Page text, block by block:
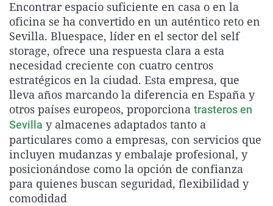
La rosa de los vientos
Gente viajera
Como el perro y el
Caso
Retornados
Equipo de
Extremadura
Galicia
La Rioja
País Vasco
Virales
Televisión
Elecciones
Encontrar espacio suficiente en casa o en la
oficina se ha convertido en un auténtico reto en
Sevilla. Bluespace, líder en el sector del self
storage, ofrece una respuesta clara a esta
necesidad creciente con cuatro centros
estratégicos en la ciudad. Esta empresa, que
lleva años marcando la diferencia en España y
otros países europeos, proporciona trasteros en
Sevilla y almacenes adaptados tanto a
particulares como a empresas, con servicios que
incluyen mudanzas y embalaje profesional, y
posicionándose como la opción de confianza
para quienes buscan seguridad, flexibilidad y
comodidad